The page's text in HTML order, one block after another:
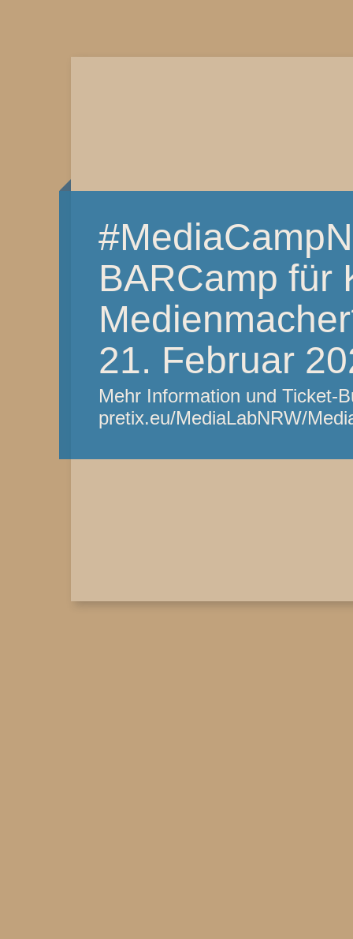
BARCamp für
21. Februar
Mehr Information und Ticket-
pretix.eu/MediaLabNRW/